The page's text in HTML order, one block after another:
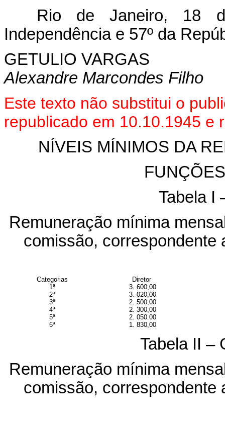
Rio de Janeiro, 18
Independência e 57º da
GETULIO VARGAS
Alexandre Marcondes Filho
Este texto não substitui o
republicado em 10.10.1945 e
NÍVEIS MÍNIMOS DA
Tabela I
Remuneração mínima
comissão, correspondente
Categorias
Diretor
1ª
3. 600,00
2ª
3. 020,00
3ª
2. 500,00
4ª
2. 300,00
5ª
2. 050.00
6ª
1. 830,00
Tabela II –
Remuneração mínima
comissão, correspondente